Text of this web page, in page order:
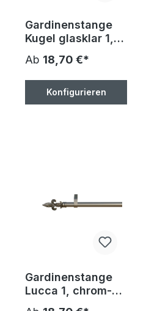
Gardinenstange
Kugel glasklar 1,
Durchmesser,
100-400cm, inkl.
Trägern
Ab 18,70 €*
Konfigurieren
Gardinenstange
Lucca 1, chrom-